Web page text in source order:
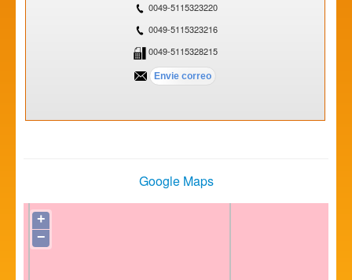
0049-5115323220
0049-5115323216
0049-5115328215
Google Maps
+
−